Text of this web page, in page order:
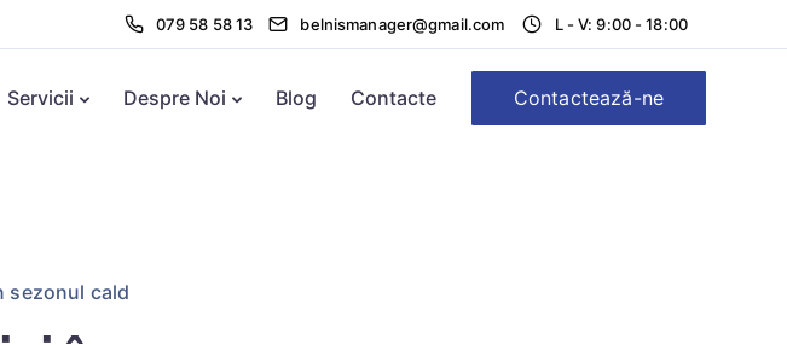
079 58 58 13 belnismanager@gmail.com L - V: 9:00 - 18:00
Servicii Despre Noi Blog Contacte Contactează-ne
sezonul cald